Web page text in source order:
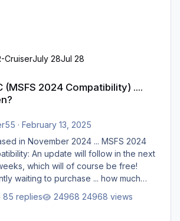
CruiserJuly 28Jul 28
(MSFS 2024 Compatibility) ....
· February 13, 2025
in November 2024 ... MSFS 2024
An update will follow in the next
which will of course be free!
waiting to purchase ... how much
85 replies 24968 views